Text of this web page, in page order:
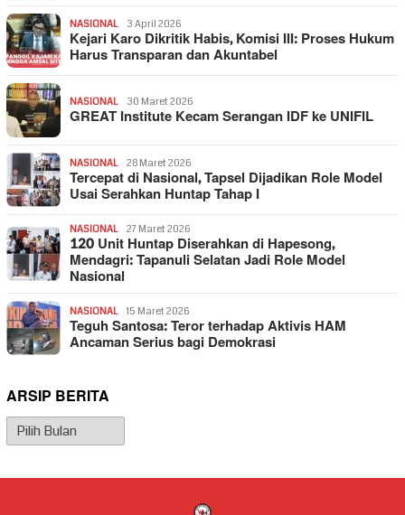
NASIONAL 3 April 2026
Kejari Karo Dikritik Habis, Komisi III: Proses Hukum
Harus Transparan dan Akuntabel
NASIONAL 30 Maret 2026
GREAT Institute Kecam Serangan IDF ke UNIFIL
NASIONAL 28 Maret 2026
Tercepat di Nasional, Tapsel Dijadikan Role Model
Usai Serahkan Huntap Tahap I
NASIONAL 27 Maret 2026
120 Unit Huntap Diserahkan di Hapesong,
Mendagri: Tapanuli Selatan Jadi Role Model
Nasional
NASIONAL 15 Maret 2026
Teguh Santosa: Teror terhadap Aktivis HAM
Ancaman Serius bagi Demokrasi
ARSIP BERITA
Arsip
Berita